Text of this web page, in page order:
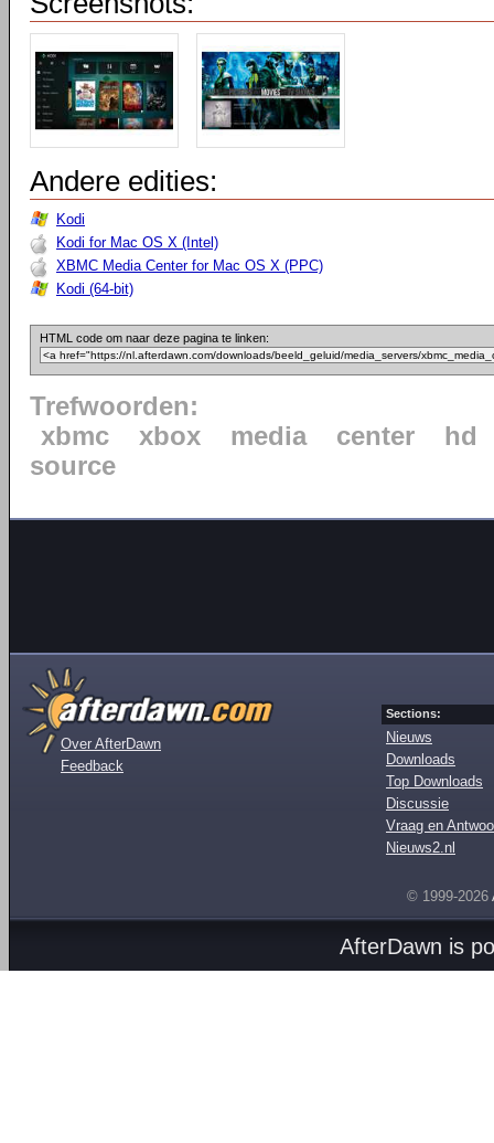
Andere edities:
Kodi
Kodi for Mac OS X (Intel)
XBMC Media Center for Mac OS X (PPC)
Kodi (64-bit)
HTML code om naar deze pagina te linken:
Trefwoorden:
xbmc
xbox media center
hd
source
Over AfterDawn
Feedback
Sections:
Nieuws
Downloads
Top Downloads
Discussie
Vraag en
Nieuws2.nl
© 1999-2026
AfterDawn is